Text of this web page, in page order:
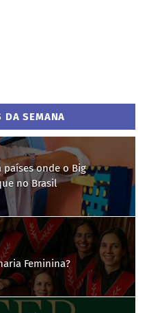
DA SEMANA
países onde o Big
no Brasil
Feminina?